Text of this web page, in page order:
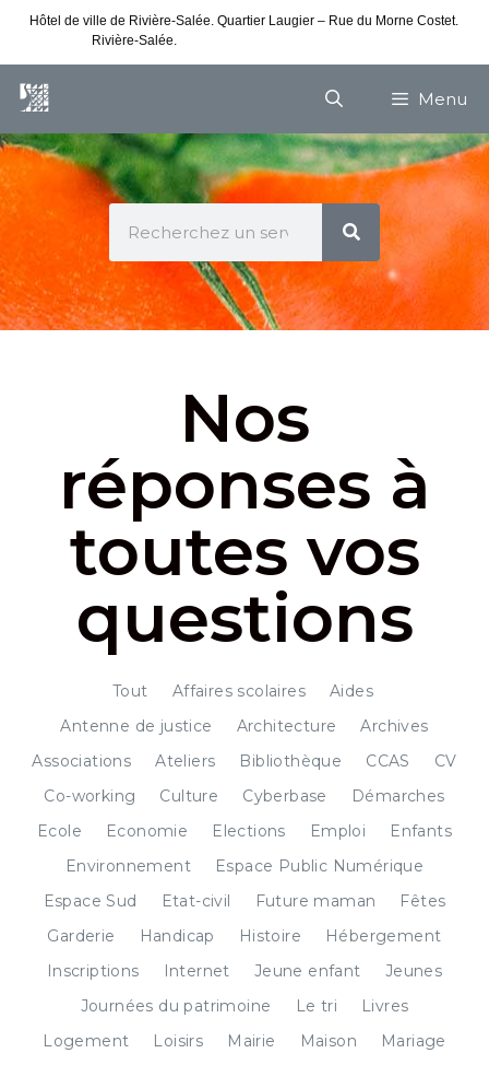
Hôtel de ville de Rivière-Salée. Quartier Laugier – Rue du Morne Costet.
Rivière-Salée.
Menu
Nos
réponses à
toutes vos
questions
Tout Affaires scolaires
Aides
Antenne de justice
Architecture
Archives
Associations
Ateliers Bibliothèque CCAS
CV
Co-working
Culture Cyberbase
Démarches
Ecole
Economie Elections Emploi
Enfants
Environnement
Espace Public Numérique
Espace Sud
Etat-civil Future maman
Fêtes
Garderie
Handicap Histoire
Hébergement
Inscriptions
Internet Jeune enfant
Jeunes
Journées du patrimoine
Le tri
Livres
Logement
Loisirs Mairie Maison
Mariage